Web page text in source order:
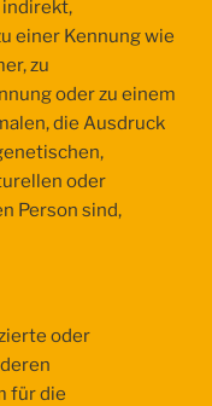
indirekt,
einer Kennung wie
zu
oder zu einem
die Ausdruck
oder
Person sind,
oder
für die